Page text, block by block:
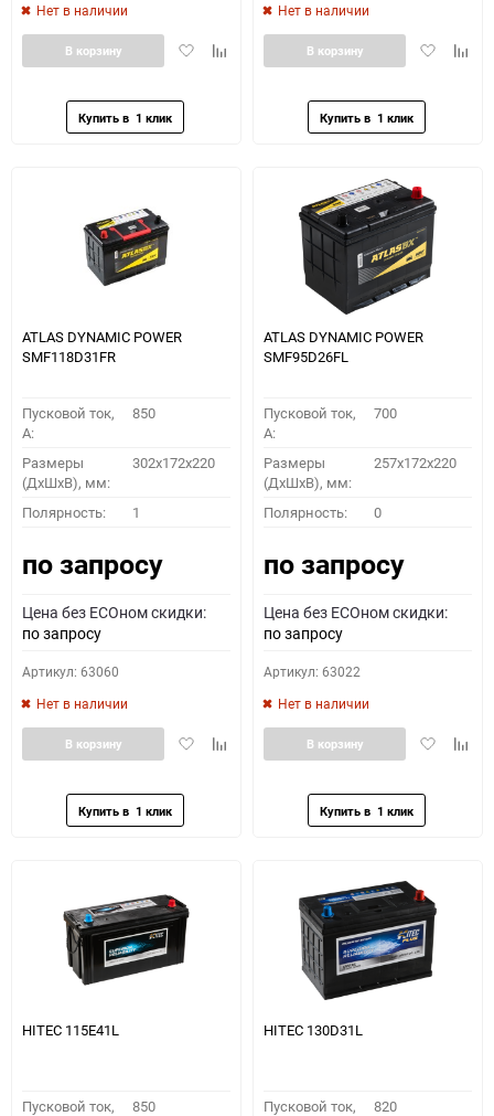
Нет в наличии
ДобавитьДобавить
В корзину
Нет в наличии
Добавить
В корзину
ATLAS DYNAMIC POWER
SMF118D31FR
Пусковой ток,
A:
850
Размеры
(ДхШхВ), мм:
302x172x220
Полярность: 1
по запросу
Цена без ECOном скидки:
по запросу
Артикул: 63060
Нет в наличии
ДобавитьДобавить
В корзину
ATLAS DYNAMIC POWER
SMF95D26FL
Пусковой ток,
A:
700
Размеры
(ДхШхВ), мм:
257x172x220
Полярность: 0
по запросу
Цена без ECOном скидки:
по запросу
Артикул: 63022
Нет в наличии
Добавить
В корзину
HITEC 115E41L
Пусковой ток, 850
HITEC 130D31L
Пусковой ток, 820